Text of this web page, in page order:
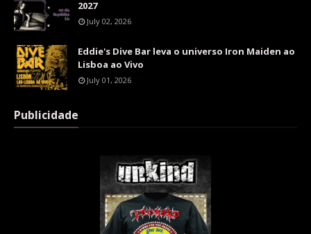
2027
July 02, 2026
Eddie's Dive Bar leva o universo Iron Maiden ao
Lisboa ao Vivo
July 01, 2026
Publicidade